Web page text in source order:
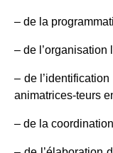
– de la
– de
– de
animatrices-teurs
– de la